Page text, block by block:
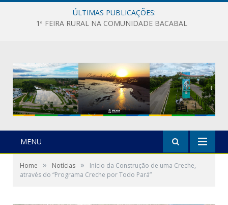
ÚLTIMAS PUBLICAÇÕES:
1ª FEIRA RURAL NA COMUNIDADE BACABAL
MENU
Home » Notícias »
Início da Construção de uma Creche,
através do “Programa Creche por Todo Pará”